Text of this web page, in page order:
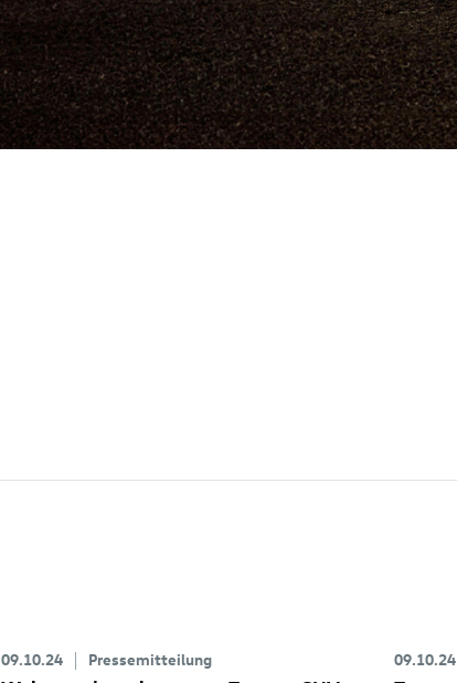
09.10.24 Pressemitteilung 09.10.24